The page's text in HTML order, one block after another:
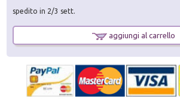
spedito in 2/3 sett.
aggiungi al carrello